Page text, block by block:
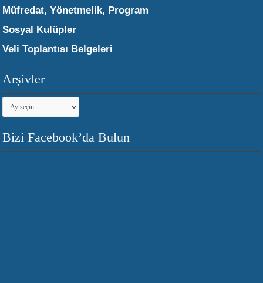
Müfredat, Yönetmelik, Program
Sosyal Kulüpler
Veli Toplantısı Belgeleri
Arşivler
Arşivler
Bizi Facebook’da Bulun